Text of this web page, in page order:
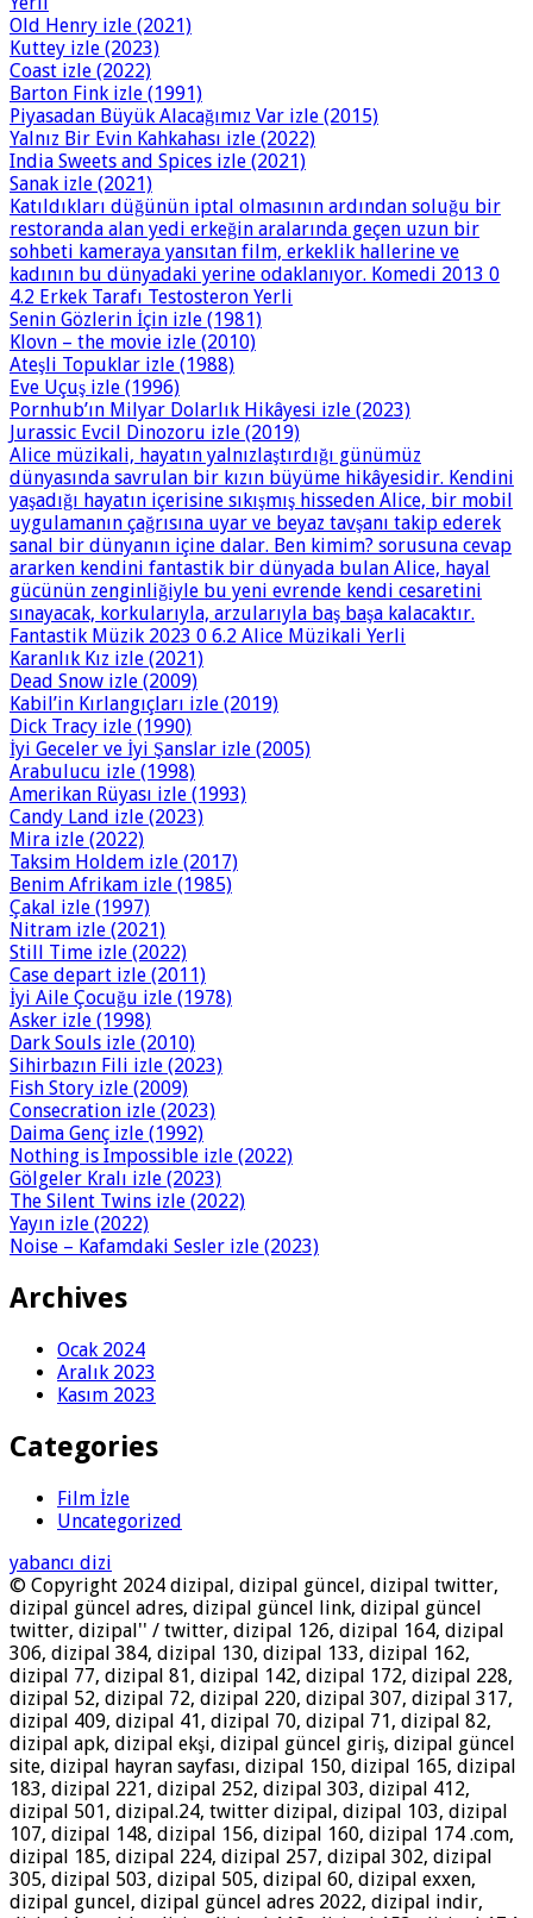
Old Henry izle (2021)
Kuttey izle (2023)
Coast izle (2022)
Barton Fink izle (1991)
Piyasadan Büyük Alacağımız Var izle (2015)
Yalnız Bir Evin Kahkahası izle (2022)
India Sweets and Spices izle (2021)
Sanak izle (2021)
Katıldıkları düğünün iptal olmasının ardından soluğu bir
restoranda alan yedi erkeğin aralarında geçen uzun bir
sohbeti kameraya yansıtan film, erkeklik hallerine ve
kadının bu dünyadaki yerine odaklanıyor. Komedi 2013 0
4.2 Erkek Tarafı Testosteron Yerli
Senin Gözlerin İçin izle (1981)
Klovn – the movie izle (2010)
Ateşli Topuklar izle (1988)
Eve Uçuş izle (1996)
Pornhub’ın Milyar Dolarlık Hikâyesi izle (2023)
Jurassic Evcil Dinozoru izle (2019)
Alice müzikali, hayatın yalnızlaştırdığı günümüz
dünyasında savrulan bir kızın büyüme hikâyesidir. Kendini
yaşadığı hayatın içerisine sıkışmış hisseden Alice, bir mobil
uygulamanın çağrısına uyar ve beyaz tavşanı takip ederek
sanal bir dünyanın içine dalar. Ben kimim? sorusuna cevap
ararken kendini fantastik bir dünyada bulan Alice, hayal
gücünün zenginliğiyle bu yeni evrende kendi cesaretini
sınayacak, korkularıyla, arzularıyla baş başa kalacaktır.
Fantastik Müzik 2023 0 6.2 Alice Müzikali Yerli
Karanlık Kız izle (2021)
Dead Snow izle (2009)
Kabil’in Kırlangıçları izle (2019)
Dick Tracy izle (1990)
İyi Geceler ve İyi Şanslar izle (2005)
Arabulucu izle (1998)
Amerikan Rüyası izle (1993)
Candy Land izle (2023)
Mira izle (2022)
Taksim Holdem izle (2017)
Benim Afrikam izle (1985)
Çakal izle (1997)
Nitram izle (2021)
Still Time izle (2022)
Case depart izle (2011)
İyi Aile Çocuğu izle (1978)
Asker izle (1998)
Dark Souls izle (2010)
Sihirbazın Fili izle (2023)
Fish Story izle (2009)
Consecration izle (2023)
Daima Genç izle (1992)
Nothing is Impossible izle (2022)
Gölgeler Kralı izle (2023)
The Silent Twins izle (2022)
Yayın izle (2022)
Noise – Kafamdaki Sesler izle (2023)
Archives
Ocak 2024
Aralık 2023
Kasım 2023
Categories
Film İzle
Uncategorized
yabancı dizi
© Copyright 2024 dizipal, dizipal güncel, dizipal twitter,
dizipal güncel adres, dizipal güncel link, dizipal güncel
twitter, dizipal'' / twitter, dizipal 126, dizipal 164, dizipal
306, dizipal 384, dizipal 130, dizipal 133, dizipal 162,
dizipal 77, dizipal 81, dizipal 142, dizipal 172, dizipal 228,
dizipal 52, dizipal 72, dizipal 220, dizipal 307, dizipal 317,
dizipal 409, dizipal 41, dizipal 70, dizipal 71, dizipal 82,
dizipal apk, dizipal ekşi, dizipal güncel giriş, dizipal güncel
site, dizipal hayran sayfası, dizipal 150, dizipal 165, dizipal
183, dizipal 221, dizipal 252, dizipal 303, dizipal 412,
dizipal 501, dizipal.24, twitter dizipal, dizipal 103, dizipal
107, dizipal 148, dizipal 156, dizipal 160, dizipal 174 .com,
dizipal 185, dizipal 224, dizipal 257, dizipal 302, dizipal
305, dizipal 503, dizipal 505, dizipal 60, dizipal exxen,
dizipal guncel, dizipal güncel adres 2022, dizipal indir,